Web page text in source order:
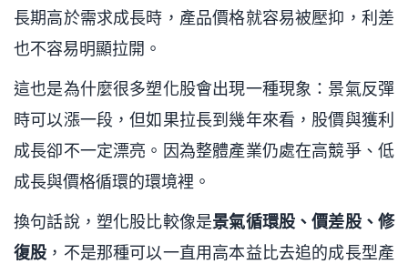
長期高於需求成長時，產品價格就容易被壓抑，利差
也不容易明顯拉開。
這也是為什麼很多塑化股會出現一種現象：景氣反彈
時可以漲一段，但如果拉長到幾年來看，股價與獲利
成長卻不一定漂亮。因為整體產業仍處在高競爭、低
成長與價格循環的環境裡。
換句話說，塑化股比較像是景氣循環股、價差股、修
復股 ，不是那種可以一直用高本益比去追的成長型產